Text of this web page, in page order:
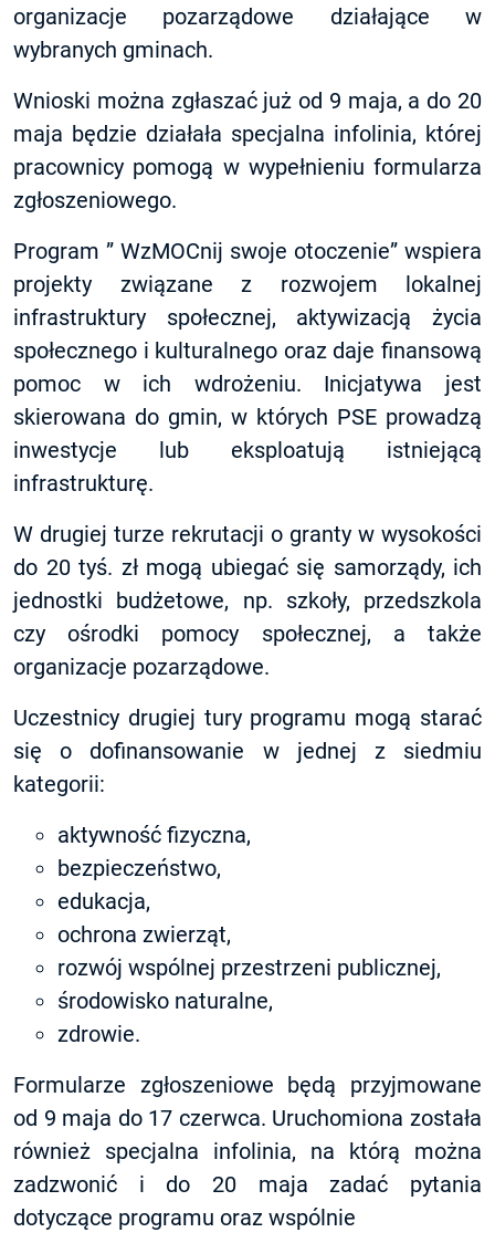
organizacje pozarządowe działające w
wybranych gminach.
Wnioski można zgłaszać już od 9 maja, a do 20
maja będzie działała specjalna infolinia, której
pracownicy pomogą w wypełnieniu formularza
zgłoszeniowego.
Program ” WzMOCnij swoje otoczenie” wspiera
projekty związane z rozwojem lokalnej
infrastruktury społecznej, aktywizacją życia
społecznego i kulturalnego oraz daje finansową
pomoc w ich wdrożeniu. Inicjatywa jest
skierowana do gmin, w których PSE prowadzą
inwestycje lub eksploatują istniejącą
infrastrukturę.
W drugiej turze rekrutacji o granty w wysokości
do 20 tyś. zł mogą ubiegać się samorządy, ich
jednostki budżetowe, np. szkoły, przedszkola
czy ośrodki pomocy społecznej, a także
organizacje pozarządowe.
Uczestnicy drugiej tury programu mogą starać
się o dofinansowanie w jednej z siedmiu
kategorii:
aktywność fizyczna,
bezpieczeństwo,
edukacja,
ochrona zwierząt,
rozwój wspólnej przestrzeni publicznej,
środowisko naturalne,
zdrowie.
Formularze zgłoszeniowe będą przyjmowane
od 9 maja do 17 czerwca. Uruchomiona została
również specjalna infolinia, na którą można
zadzwonić i do 20 maja zadać pytania
dotyczące programu oraz wspólnie